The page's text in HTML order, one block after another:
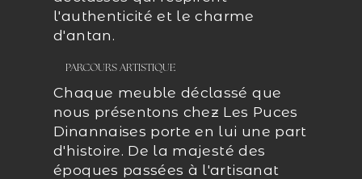
l'authenticité et le charme
d'antan.
PARCOURS ARTISTIQUE
Chaque meuble déclassé que
nous présentons chez Les Puces
Dinannaises porte en lui une part
d'histoire. De la majesté des
époques passées à l'artisanat